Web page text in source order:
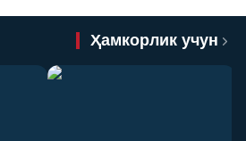
Ҳамкорлик учун